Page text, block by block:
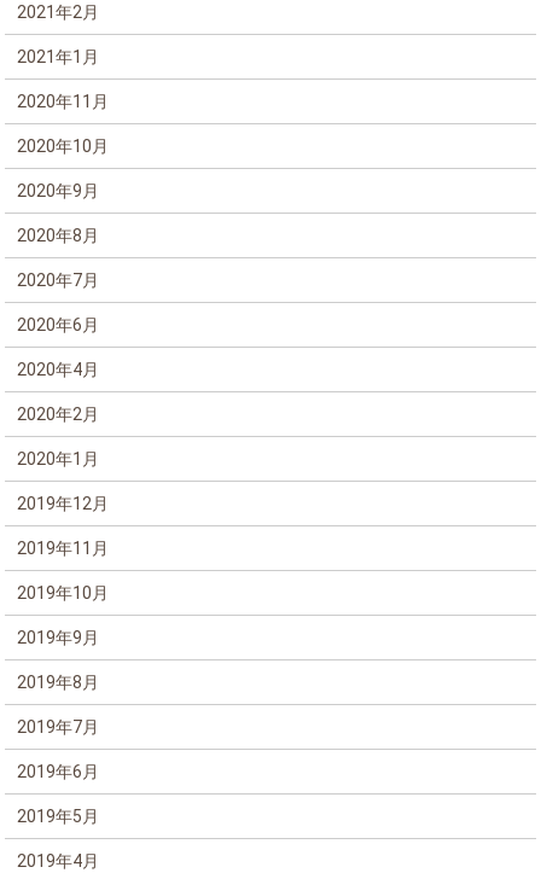
2021年2月
2021年1月
2020年11月
2020年10月
2020年9月
2020年8月
2020年7月
2020年6月
2020年4月
2020年2月
2020年1月
2019年12月
2019年11月
2019年10月
2019年9月
2019年8月
2019年7月
2019年6月
2019年5月
2019年4月